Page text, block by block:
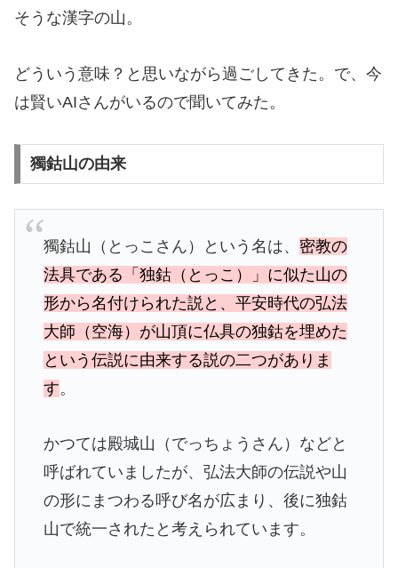
そうな漢字の山。
どういう意味？と思いながら過ごしてきた。で、今
は賢いAIさんがいるので聞いてみた。
獨鈷山の由来
獨鈷山（とっこさん）という名は、 密教の
法具である「独鈷（とっこ）」に似た山の
形から名付けられた説と、平安時代の弘法
大師（空海）が山頂に仏具の独鈷を埋めた
という伝説に由来する説の二つがありま
す。
かつては殿城山（でっちょうさん）などと
呼ばれていましたが、弘法大師の伝説や山
の形にまつわる呼び名が広まり、後に独鈷
山で統一されたと考えられています。